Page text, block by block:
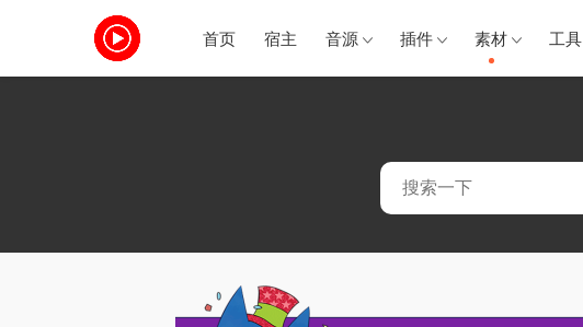
首页 宿主 音源 插件 素材 工具